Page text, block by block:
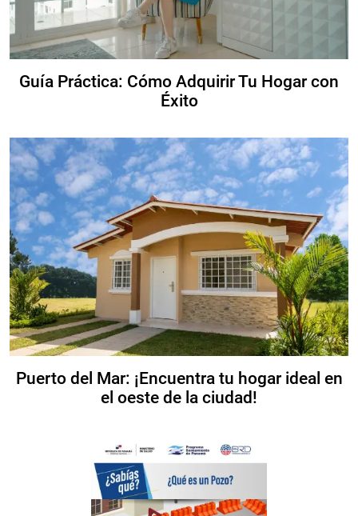
Guía Práctica: Cómo Adquirir Tu Hogar con
Éxito
Puerto del Mar: ¡Encuentra tu hogar ideal en
el oeste de la ciudad!